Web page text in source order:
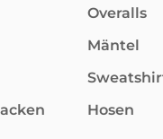
Overalls
Mäntel
Hosen